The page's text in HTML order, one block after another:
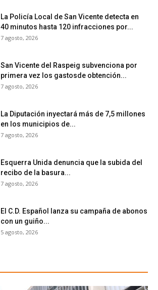
La Policía Local de San Vicente detecta en
40 minutos hasta 120 infracciones por...
7 agosto, 2026
San Vicente del Raspeig subvenciona por
primera vez los gastosde obtención...
7 agosto, 2026
La Diputación inyectará más de 7,5 millones
en los municipios de...
7 agosto, 2026
Esquerra Unida denuncia que la subida del
recibo de la basura...
7 agosto, 2026
El C.D. Español lanza su campaña de abonos
con un guiño...
5 agosto, 2026